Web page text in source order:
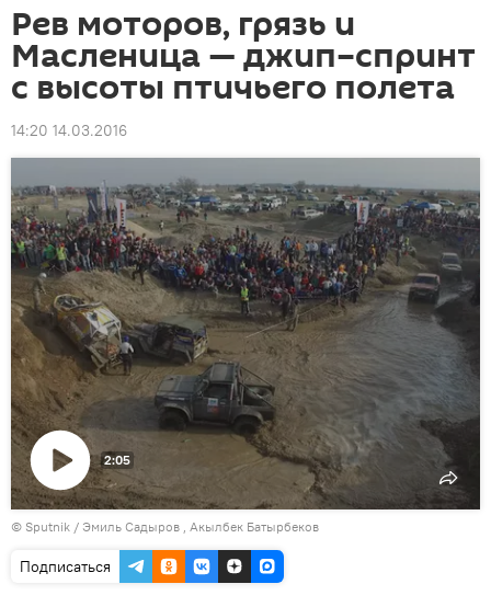
Рев моторов, грязь и
Масленица — джип–спринт
с высоты птичьего полета
14:20 14.03.2016
Воспроизвести
видео
2:05
© Sputnik / Эмиль Садыров , Акылбек Батырбеков
Подписаться